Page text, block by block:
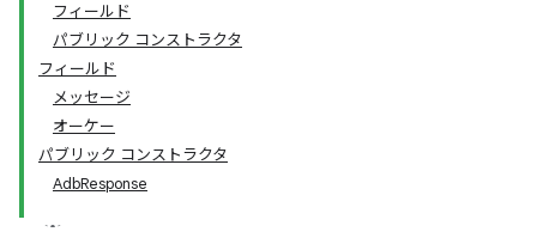
フィールド
パブリック コンストラクタ
フィールド
メッセージ
オーケー
パブリック コンストラクタ
AdbResponse